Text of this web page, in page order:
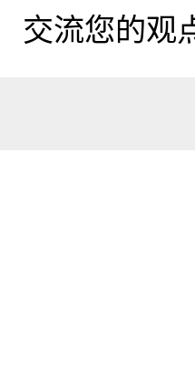
交流您的观